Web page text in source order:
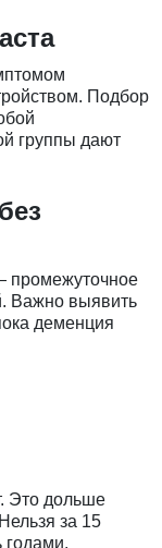
Подбор
группы дают
промежуточное
Важно выявить
деменция
Это дольше
за 15
годами.